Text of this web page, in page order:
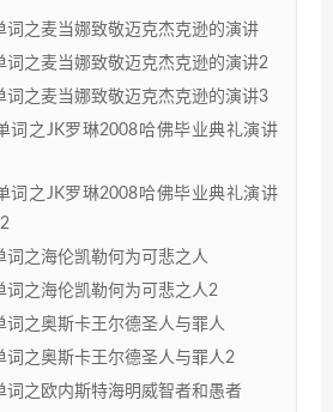
词之麦当娜致敬迈克杰克逊的演讲
词之麦当娜致敬迈克杰克逊的演讲2
词之麦当娜致敬迈克杰克逊的演讲3
词之JK罗琳2008哈佛毕业典礼演讲
词之JK罗琳2008哈佛毕业典礼演讲
词之海伦凯勒何为可悲之人
词之海伦凯勒何为可悲之人2
词之奥斯卡王尔德圣人与罪人
词之奥斯卡王尔德圣人与罪人2
词之欧内斯特海明威智者和愚者